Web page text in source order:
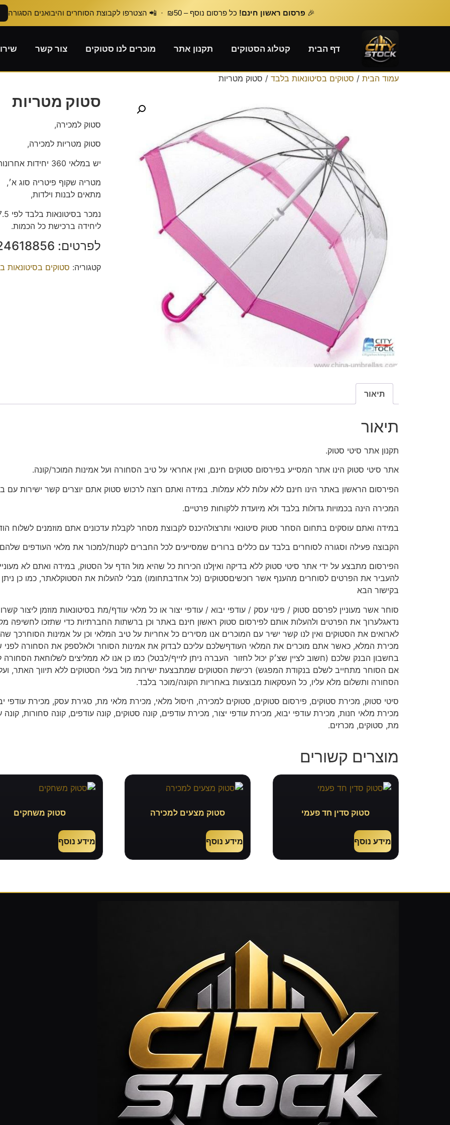
🎉 פרסום ראשון חינם! כל פרסום נוסף – ₪50 · 📲 הצטרפו לקבוצת הסוחרים והיבואנים הסגורה
דף הבית קטלוג הסטוקים תקנון אתר מוכרים לנו סטוקים צור קשר
עמוד הבית / סטוקים בסיטונאות בלבד / סטוק מטריות
סטוק מטריות
סטוק למכירה,
סטוק מטריות למכירה,
יש במלאי 360 יחידות אחרונות,
מטריה שקוף פיטריה סוג א׳,
מתאים לבנות וילדות,
נמכר בסיטונאות בלבד לפי 7.5 ש״ח
ליחידה ברכישת כל הכמות.
לפרטים: 0524618856 בני.
קטגוריה: סטוקים בסיטונאות
תיאור
תיאור
תקנון אתר סיטי סטוק.
אתר סיטי סטוק הינו אתר המסייע בפירסום סטוקים חינם, ואין אחראי על טיב הסחורה ועל אמינות המוכר/קונה.
הפירסום הראשון באתר הינו חינם ללא עלות ללא עמלות. במידה ואתם רוצה לרכוש סטוק אתם יוצרים קשר ישירות עם
המכירה הינה בכמויות גדולות בלבד ולא מיועדת ללקוחות פרטיים.
במידה ואתם עוסקים בתחום הסחר סטוק סיטונאי ותרצולהיכנס לקבוצת מסחר לקבלת עדכונים אתם מוזמנים לשלוח
הקבוצה פעילה וסגורה לסוחרים בלבד עם כללים ברורים שמסייעים לכל החברים לקנות/למכור את מלאי העודפים
הפירסום מתבצע על ידי אתר סיטי סטוק ללא בדיקה ואיןלנו הכירות כל שהיא מול הדף על הסטוק, במידה ואתם לא
להעביר את הפרטים לסוחרים מהענף אשר רוכשיםסטוקים (כל אחדבתחומו) מבלי להעלות את הסטוקלאתר, כמו כן
בקישור הבא
סוחר אשר מעוניין לפרסם סטוק / פינוי עסק / עודפי יבוא / עודפי יצור או כל מלאי עודף/מת בסיטונאות מוזמן ליצור
נדאגלערוך את הפרטים ולהעלות אותם לפירסום סטוק ראשון חינם באתר וכן ברשתות החברתיות כדי שתזכו לחשיפה
לארואים את הסטוקים ואין לנו קשר ישיר עם המוכרים אנו מסירים כל אחריות על טיב המלאי וכן על אמינות הסוחרכך
מכירת המלא, כאשר אתם מוכרים את המלאי העודףשלכם עליכם לבדוק את אמינות הסוחר ולאלספק את הסחורה
בחשבון הבנק שלכם (חשוב לציין שצ׳ק יכול לחזור העברה ניתן לזייף/לבטל) כמו כן אנו לא ממליצים לשלוחאת
אם הסוחר מתחייב לשלם בנקודת המפגש) רכישת הסטוקים שמתבצעת ישירות מול בעלי הסטוקים ללא תיווך האתר,
הסחורה ותשלום מלא עליו, כל העסקאות מבוצעות באחריות הקונה/מוכר בלבד.
סיטי סטוק, מכירת סטוקים, פירסום סטוקים, סטוקים למכירה, חיסול מלאי, מכירת מלאי מת, סגירת עסק, מכירת עודפי
מכירת מלאי חנות, מכירת עודפי יבוא, מכירת עודפי יצור, מכירת עודפים, קונה סטוקים, קונה עודפים, קונה סחורות,
מת, סטוקים, מכרזים.
מוצרים קשורים
סטוק סדין חד פעמי
מידע נוסף
סטוק מצעים למכירה
מידע נוסף
סטוק משחקים
מידע נוסף